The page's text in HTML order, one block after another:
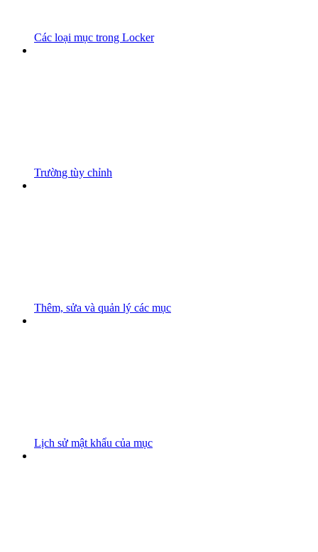
Các loại mục trong Locker
Trường tùy chỉnh
Thêm, sửa và quản lý các mục
Lịch sử mật khẩu của mục